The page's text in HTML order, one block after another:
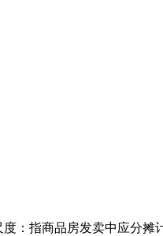
度：指商品房发卖中应分